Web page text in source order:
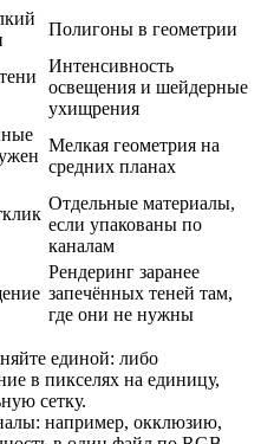
Полигоны в геометрии
Интенсивность
освещения и шейдерные
ухищрения
Мелкая геометрия на
средних планах
Отдельные материалы,
если упакованы по
каналам
Рендеринг заранее
запечённых теней там,
где они не нужны
единой: либо
в пикселях на единицу,
сетку.
например, окклюзию,